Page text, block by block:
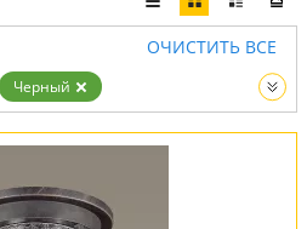
ОЧИСТИТЬ ВСЕ
Черный